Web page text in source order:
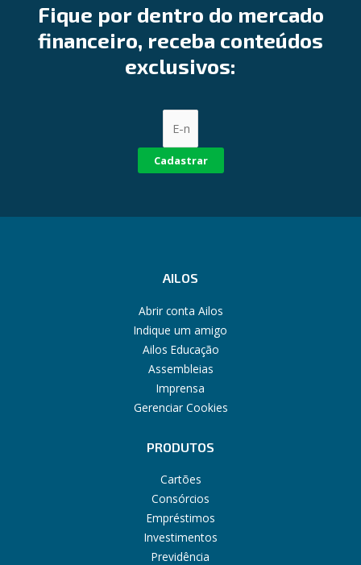
Fique por dentro do mercado
financeiro, receba conteúdos
exclusivos:
Cadastrar
AILOS
Abrir conta Ailos
Indique um amigo
Ailos Educação
Assembleias
Imprensa
Gerenciar Cookies
PRODUTOS
Cartões
Consórcios
Empréstimos
Investimentos
Previdência